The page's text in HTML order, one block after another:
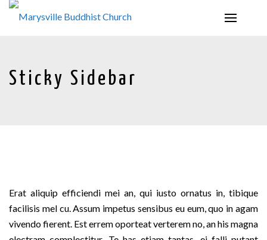
Sticky Sidebar
Erat aliquip efficiendi mei an, qui iusto ornatus in, tibique
facilisis mel cu. Assum impetus sensibus eu eum, quo in agam
vivendo fierent. Est errem oporteat verterem no, an his magna